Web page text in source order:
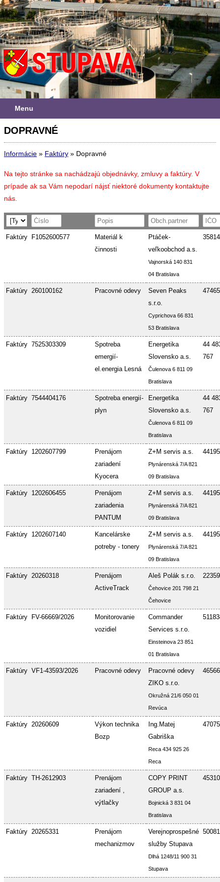
Menu
DOPRAVNÉ
Informácie » Faktúry » Dopravné
Na tejto stránke sa nachádzajú objednávky, zmluvy a faktúry. V
prípade ak sa Vám nepodarí nájsť niektoré dokumenty kontaktujte
nás.
Faktúry F1052600577
Materiál k
činnosti
Ptáček-
veľkoobchod a.s.
Vajnorská 140 831
04 Bratislava
Faktúry 260100162 Pracovné odevy
Seven Peaks
s.r.o.
Cyprichova 66 831
53 Bratislava
Faktúry 7525303309
Spotreba
emergií-
el.energia Lesná
Energetika
Slovensko a.s.
Čulenova 6 811 09
Bratislava
44
767
Faktúry 7544404176
Spotreba energií-
plyn
Energetika
Slovensko a.s.
Čulenova 6 811 09
Bratislava
44
767
Faktúry 1202607799
Prenájom
zariadení
Kyocera
Z+M servis a.s.
Plynárenská 7/A 821
09 Bratislava
Faktúry 1202606455
Prenájom
zariadenia
PANTUM
Z+M servis a.s.
Plynárenská 7/A 821
09 Bratislava
Faktúry 1202607140
Kancelárske
potreby - tonery
Z+M servis a.s.
Plynárenská 7/A 821
09 Bratislava
Faktúry 20260318
Prenájom
ActiveTrack
Aleš Polák s.r.o.
Čehovice 201 798 21
Čehovice
Faktúry FV-66669/2026
Monitorovanie
vozidiel
Commander
Services s.r.o.
Einsteinova 23 851
01 Bratislava
Faktúry VF1-43593/2026 Pracovné odevy
Pracovné odevy
ZIKO s.r.o.
Okružná 21/6 050 01
Revúca
Faktúry 20260609
Výkon technika
Bozp
Ing.Matej
Gabriška
Reca 434 925 26
Reca
Faktúry TH-2612903
Prenájom
zariadení ,
výtlačky
COPY PRINT
GROUP a.s.
Bojnická 3 831 04
Bratislava
Faktúry 20265331
Prenájom
mechanizmov
Verejnoprospešné
služby Stupava
Dlhá 1248/11 900 31
Stupava